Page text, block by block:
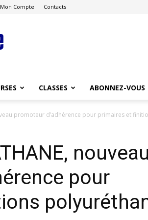
Mon Compte Contacts
CLASSES ABONNEZ-VOUS
promoteur d’adhérence pour primaires et
nouveau
pour